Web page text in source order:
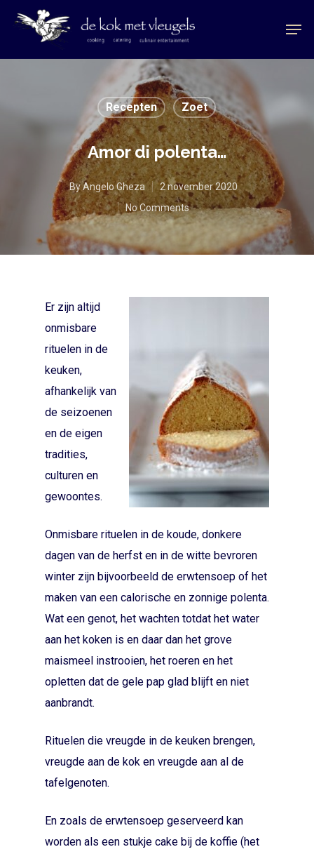
Hit enter to search or ESC to close
Recepten Zoet
Amor di polenta…
ByAngelo Gheza
2 november 2020
No Comments
Er zijn altijd
onmisbare
rituelen in de
keuken,
afhankelijk van
de seizoenen
en de eigen
tradities,
culturen en
gewoontes.
Onmisbare rituelen in de koude, donkere
dagen van de herfst en in de witte bevroren
winter zijn bijvoorbeeld de erwtensoep of het
maken van een calorische en zonnige polenta.
Wat een genot, het wachten totdat het water
aan het koken is en daar dan het grove
maismeel instrooien, het roeren en het
opletten dat de gele pap glad blijft en niet
aanbrandt.
Rituelen die vreugde in de keuken brengen,
vreugde aan de kok en vreugde aan al de
tafelgenoten.
En zoals de erwtensoep geserveerd kan
worden als een stukje cake bij de koffie (het